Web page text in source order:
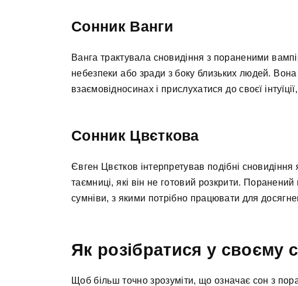
Сонник Ванги
Ванга трактувала сновидіння з пораненими
небезпеки або зради з боку близьких людей.
взаємовідносинах і прислухатися до своєї
Сонник Цвєткова
Євген Цвєтков інтерпретував подібні
таємниці, які він не готовий розкрити.
сумніви, з якими потрібно працювати для
Як розібратися у своєму
Щоб більш точно зрозуміти, що означає сон з